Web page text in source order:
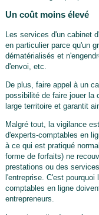
Un coût moins élevé
Les services d'un cabinet
en particulier parce qu'un
dématérialisés et
d'envoi, etc.
De plus, faire appel à un
possibilité de faire jouer la
large territoire et garantit
Malgré tout, la vigilance
d'experts-comptables en
à ce qui est pratiqué
forme de forfaits) ne
prestations ou des
l'entreprise. C'est
comptables en ligne
entrepreneurs.